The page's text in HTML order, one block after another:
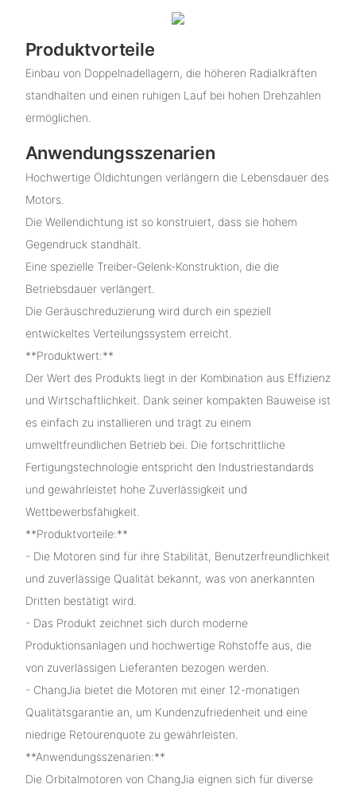
Produktvorteile
Einbau von Doppelnadellagern, die höheren Radialkräften
standhalten und einen ruhigen Lauf bei hohen Drehzahlen
ermöglichen.
Anwendungsszenarien
Hochwertige Öldichtungen verlängern die Lebensdauer des
Motors.
Die Wellendichtung ist so konstruiert, dass sie hohem
Gegendruck standhält.
Eine spezielle Treiber-Gelenk-Konstruktion, die die
Betriebsdauer verlängert.
Die Geräuschreduzierung wird durch ein speziell
entwickeltes Verteilungssystem erreicht.
**Produktwert:**
Der Wert des Produkts liegt in der Kombination aus Effizienz
und Wirtschaftlichkeit. Dank seiner kompakten Bauweise ist
es einfach zu installieren und trägt zu einem
umweltfreundlichen Betrieb bei. Die fortschrittliche
Fertigungstechnologie entspricht den Industriestandards
und gewährleistet hohe Zuverlässigkeit und
Wettbewerbsfähigkeit.
**Produktvorteile:**
- Die Motoren sind für ihre Stabilität, Benutzerfreundlichkeit
und zuverlässige Qualität bekannt, was von anerkannten
Dritten bestätigt wird.
- Das Produkt zeichnet sich durch moderne
Produktionsanlagen und hochwertige Rohstoffe aus, die
von zuverlässigen Lieferanten bezogen werden.
- ChangJia bietet die Motoren mit einer 12-monatigen
Qualitätsgarantie an, um Kundenzufriedenheit und eine
niedrige Retourenquote zu gewährleisten.
**Anwendungsszenarien:**
Die Orbitalmotoren von ChangJia eignen sich für diverse